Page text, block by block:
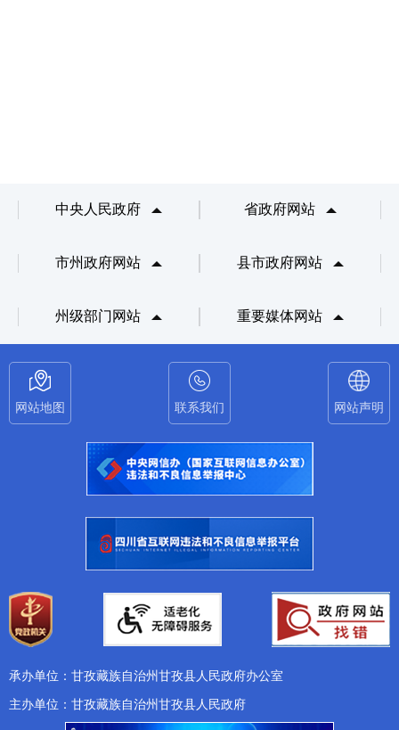
中央人民政府 省政府网站
市州政府网站 县市政府网站
州级部门网站 重要媒体网站
网站地图 联系我们 网站声明
承办单位：甘孜藏族自治州甘孜县人民政府办公室
主办单位：甘孜藏族自治州甘孜县人民政府